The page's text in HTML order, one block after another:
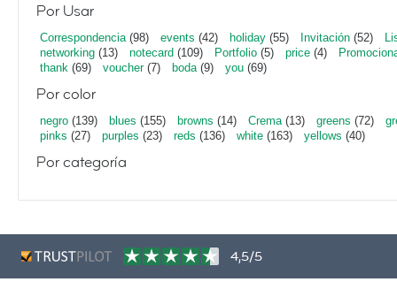
Por Usar
Correspondencia(98) events (42) holiday (55) Invitación (52)
networking (13) notecard (109) Portfolio (5) price (4)
thank (69) voucher(7) boda(9) you (69)
Por color
negro (139) blues (155) browns (14) Crema(13) greens (72)
pinks (27) purples (23) reds (136) white (163) yellows (40)
Por categoría
4,5/5